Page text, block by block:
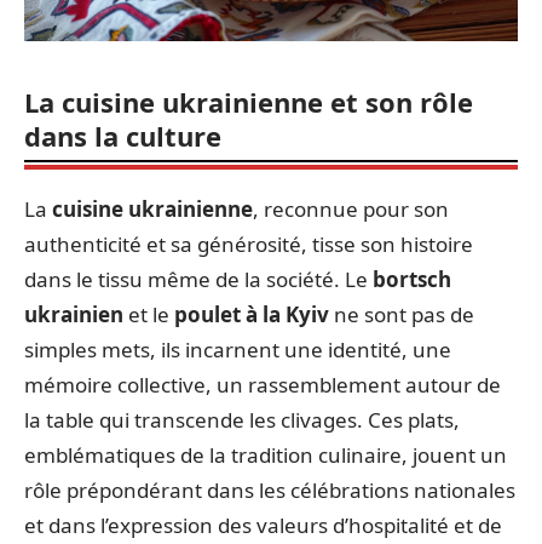
La cuisine ukrainienne et son rôle
dans la culture
La cuisine ukrainienne, reconnue pour son
authenticité et sa générosité, tisse son histoire
dans le tissu même de la société. Le bortsch
ukrainien et le poulet à la Kyiv ne sont pas de
simples mets, ils incarnent une identité, une
mémoire collective, un rassemblement autour de
la table qui transcende les clivages. Ces plats,
emblématiques de la tradition culinaire, jouent un
rôle prépondérant dans les célébrations nationales
et dans l’expression des valeurs d’hospitalité et de